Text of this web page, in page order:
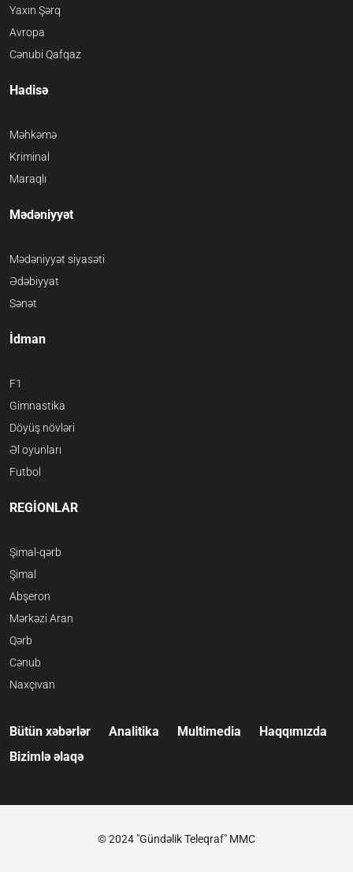
Yaxın Şərq
Avropa
Cənubi Qafqaz
Hadisə
Məhkəmə
Kriminal
Maraqlı
Mədəniyyət
Mədəniyyət siyasəti
Ədəbiyyat
Sənət
İdman
F1
Gimnastika
Döyüş növləri
Əl oyunları
Futbol
REGİONLAR
Şimal-qərb
Şimal
Abşeron
Mərkəzi Aran
Qərb
Cənub
Naxçıvan
Bütün xəbərlər Analitika Multimedia
Haqqımızda
Bizimlə əlaqə
© 2024 "Gündəlik Teleqraf" MMC